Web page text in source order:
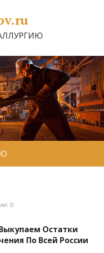
0
Остатки
По Всей России